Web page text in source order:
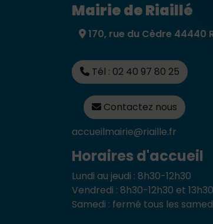
Mairie de Riaillé
170, rue du Cèdre 44440
Tél : 02 40 97 80 25
Contactez nous
accueilmairie@riaille.fr
Horaires d'accueil
Lundi au jeudi : 8h30-12h30
Vendredi : 8h30-12h30 et
Samedi : fermé tous les